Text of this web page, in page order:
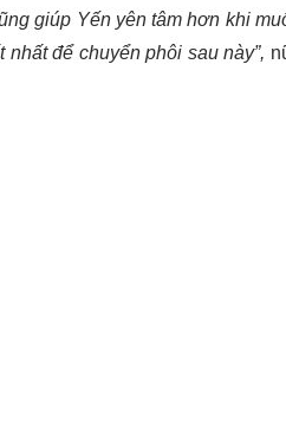
giúp Yến yên tâm hơn khi
để chuyển phôi sau này”,